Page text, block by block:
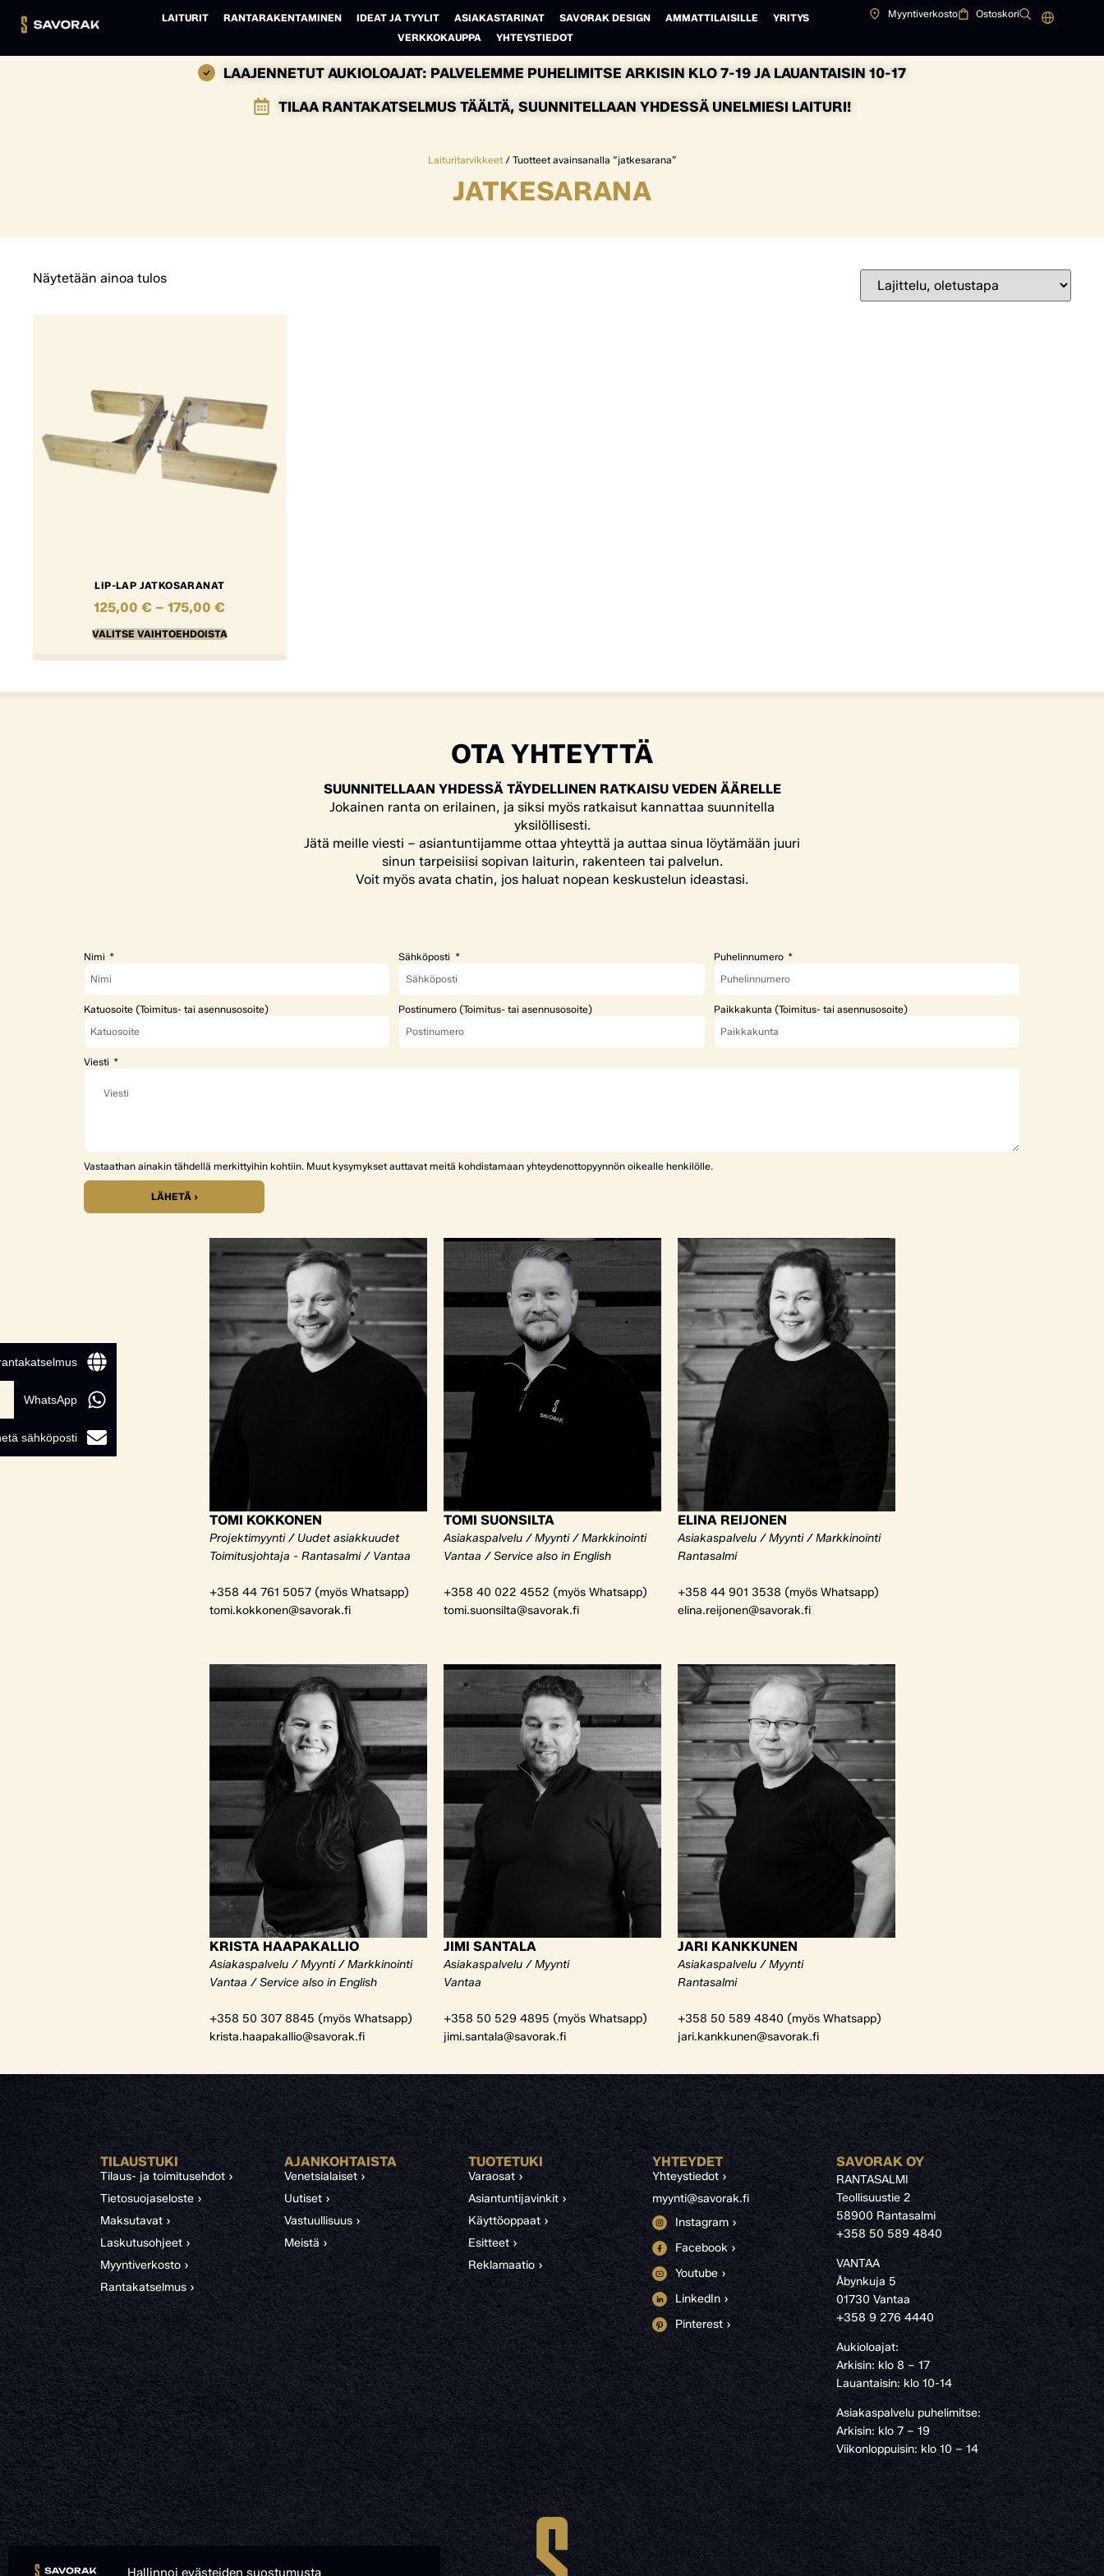
Hallinnoi evästeiden suostumusta
LAITURIT RANTARAKENTAMINEN IDEAT JA TYYLIT ASIAKASTARINAT SAVORAK DESIGN AMMATTILAISILLE
YRITYS
VERKKOKAUPPA
YHTEYSTIEDOT
Myyntiverkosto Ostoskori
LAAJENNETUT AUKIOLOAJAT: PALVELEMME PUHELIMITSE ARKISIN KLO 7-19 JA LAUANTAISIN 10-17
TILAA RANTAKATSELMUS TÄÄLTÄ, SUUNNITELLAAN YHDESSÄ UNELMIESI LAITURI!
Laituritarvikkeet/ Tuotteet avainsanalla “jatkesarana”
JATKESARANA
Näytetään ainoa tulos
LIP-LAP JATKOSARANAT
125,00€ – 175,00€
VALITSE VAIHTOEHDOISTA
OTA YHTEYTTÄ
SUUNNITELLAAN YHDESSÄ TÄYDELLINEN RATKAISU VEDEN ÄÄRELLE
Jokainen ranta on erilainen, ja siksi myös ratkaisut kannattaa suunnitella
yksilöllisesti.
Jätä meille viesti – asiantuntijamme ottaa yhteyttä ja auttaa sinua löytämään juuri
sinun tarpeisiisi sopivan laiturin, rakenteen tai palvelun.
Voit myös avata chatin, jos haluat nopean keskustelun ideastasi.
Nimi Sähköposti Puhelinnumero
Katuosoite (Toimitus- tai asennusosoite) Postinumero (Toimitus- tai asennusosoite) Paikkakunta (Toimitus- tai asennusosoite)
Viesti
Vastaathan ainakin tähdellä merkittyihin kohtiin. Muut kysymykset auttavat meitä kohdistamaan yhteydenottopyynnön oikealle henkilölle.
LÄHETÄ ›
TOMI KOKKONEN
Projektimyynti / Uudet asiakkuudet
Toimitusjohtaja - Rantasalmi / Vantaa
+358 44 761 5057 (myös Whatsapp)
tomi.kokkonen@savorak.fi
TOMI SUONSILTA
Asiakaspalvelu / Myynti / Markkinointi
Vantaa / Service also in English
+358 40 022 4552 (myös Whatsapp)
tomi.suonsilta@savorak.fi
ELINA REIJONEN
Asiakaspalvelu / Myynti / Markkinointi
Rantasalmi
+358 44 901 3538 (myös Whatsapp)
elina.reijonen@savorak.fi
KRISTA HAAPAKALLIO
Asiakaspalvelu / Myynti / Markkinointi
Vantaa / Service also in English
+358 50 307 8845 (myös Whatsapp)
krista.haapakallio@savorak.fi
JIMI SANTALA
Asiakaspalvelu / Myynti
Vantaa
+358 50 529 4895 (myös Whatsapp)
jimi.santala@savorak.fi
JARI KANKKUNEN
Asiakaspalvelu / Myynti
Rantasalmi
+358 50 589 4840 (myös Whatsapp)
jari.kankkunen@savorak.fi
TILAUSTUKI
Tilaus- ja toimitusehdot ›
Tietosuojaseloste ›
Maksutavat ›
Laskutusohjeet ›
Myyntiverkosto ›
Rantakatselmus ›
AJANKOHTAISTA
Venetsialaiset ›
Uutiset ›
Vastuullisuus ›
Meistä ›
TUOTETUKI
Varaosat ›
Asiantuntijavinkit ›
Käyttöoppaat ›
Esitteet ›
Reklamaatio ›
YHTEYDET
Yhteystiedot ›
myynti@savorak.fi
Instagram ›
Facebook ›
Youtube ›
LinkedIn ›
Pinterest ›
SAVORAK OY
RANTASALMI
Teollisuustie 2
58900 Rantasalmi
+358 50 589 4840
VANTAA
Åbynkuja 5
01730 Vantaa
+358 9 276 4440
Aukioloajat:
Arkisin: klo 8 – 17
Lauantaisin: klo 10-14
Asiakaspalvelu puhelimitse:
Arkisin: klo 7 – 19
Viikonloppuisin: klo 10 – 14
WhatsApp
sähköposti